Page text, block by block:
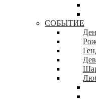
СОБЫТИЕ